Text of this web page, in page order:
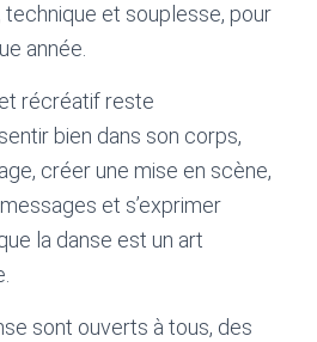
et souplesse, pour
année.
récréatif reste
bien dans son corps,
créer une mise en scène,
et s’exprimer
la danse est un art
sont ouverts à tous, des